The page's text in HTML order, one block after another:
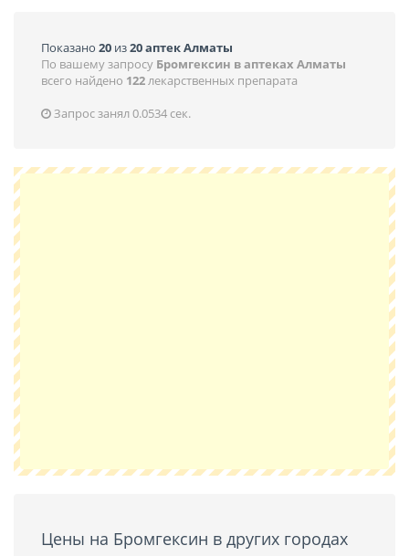
Показано 20 из20 аптек Алматы
По вашему запросу Бромгексин в аптеках Алматы
всего найдено 122лекарственных препарата
Запрос занял 0.0534 сек.
Цены на Бромгексин в других городах